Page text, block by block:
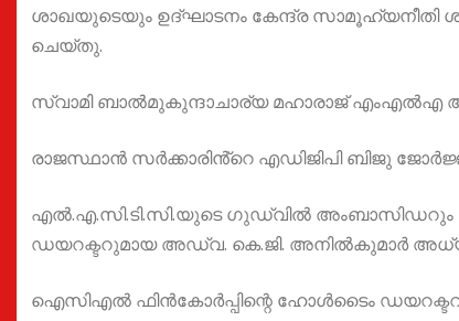
ശാഖയുടെയും ഉദ്ഘാടനം കേന്ദ്ര സാമൂഹ്യനീതി
ചെയ്തു.
സ്വാമി ബാൽമുകുന്ദാചാര്യ മഹാരാജ്
രാജസ്ഥാൻ സർക്കാരിൻ്റെ എഡിജിപി ബിജു
എൽ.എ.സി.ടി.സി.യുടെ ഗുഡ്‌വിൽ അംബാസിഡറും
ഡയറക്ടറുമായ അഡ്വ. കെ.ജി. അനിൽകുമാർ
ഐസിഎൽ ഫിൻകോർപ്പിന്റെ ഹോൾടൈം ഡയറക്ടറും